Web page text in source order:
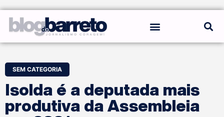
SEM CATEGORIA
Isolda é a deputada mais
produtiva da Assembleia